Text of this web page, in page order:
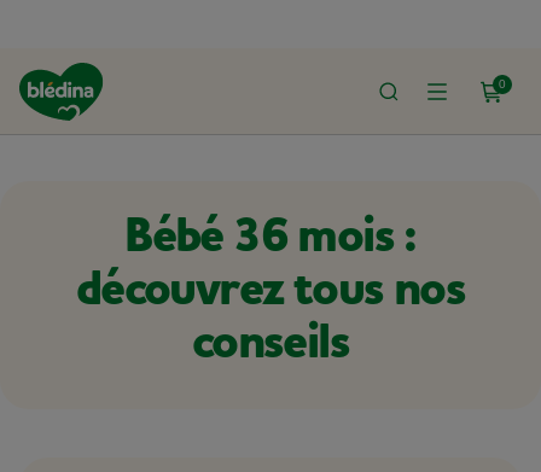
0
DÉVELOPPEMENT ET SANTÉ DE BÉBÉ
Bébé 36 mois :
découvrez tous nos
conseils